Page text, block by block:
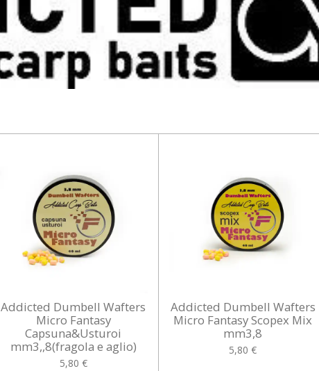
Addicted Dumbell Wafters
Micro Fantasy
Capsuna&Usturoi
mm3,,8(fragola e aglio)
5,80 €
Addicted Dumbell Wafters
Micro Fantasy Scopex Mix
mm3,8
5,80 €